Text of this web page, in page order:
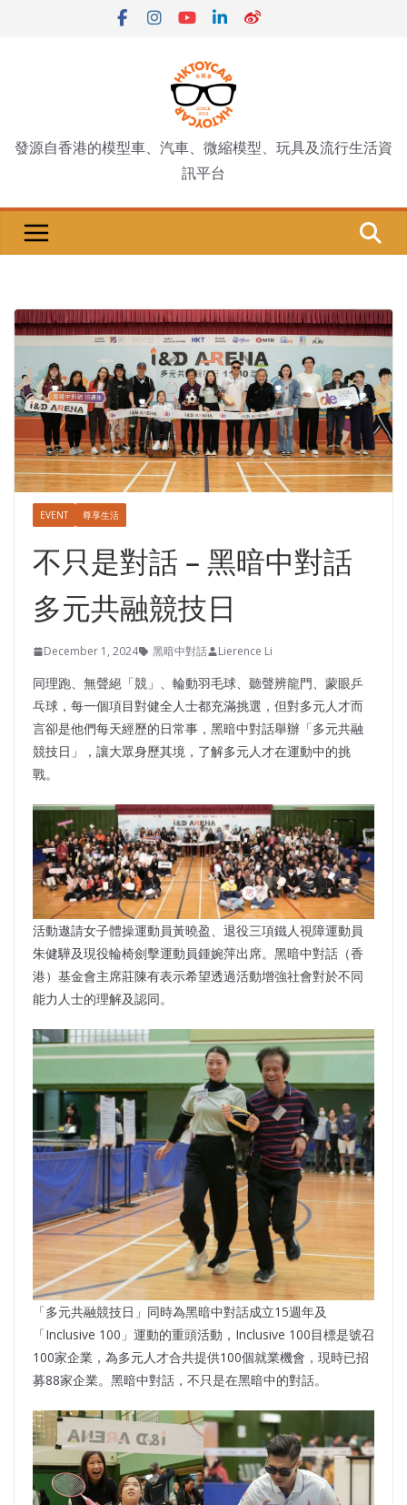
發源自香港的模型車、汽車、微縮模型、玩具及流行生活資
訊平台
EVENT 尊享生活
不只是對話 – 黑暗中對話
多元共融競技日
December 1, 2024 黑暗中對話 Lierence Li
同理跑、無聲絕「競」、輪動羽毛球、聽聲辨龍門、蒙眼乒
乓球，每一個項目對健全人士都充滿挑選，但對多元人才而
言卻是他們每天經歷的日常事，黑暗中對話舉辦「多元共融
競技日」，讓大眾身歷其境，了解多元人才在運動中的挑
戰。
活動遨請女子體操運動員黃曉盈、退役三項鐵人視障運動員
朱健驊及現役輪椅劍擊運動員鍾婉萍出席。黑暗中對話（香
港）基金會主席莊陳有表示希望透過活動增強社會對於不同
能力人士的理解及認同。
「多元共融競技日」同時為黑暗中對話成立15週年及
「Inclusive 100」運動的重頭活動，Inclusive 100目標是號召
100家企業，為多元人才合共提供100個就業機會，現時已招
募88家企業。黑暗中對話，不只是在黑暗中的對話。